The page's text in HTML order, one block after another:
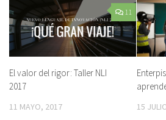
11
El valor del rigor: Taller NLI
2017
11 MAYO, 2017 15